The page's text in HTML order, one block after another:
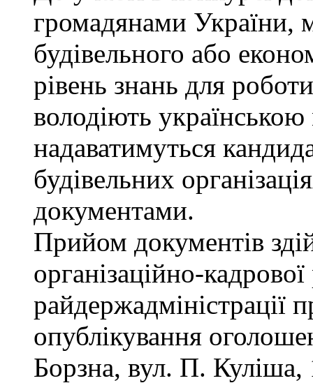
громадянами України,
будівельного або
рівень знань для
володіють
надаватимуться
будівельних
документами.
Прийом документів
організаційно-
райдержадміністрації
опублікування
Борзна, вул. П.